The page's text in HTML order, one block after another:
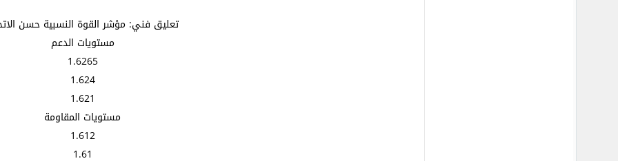
تعليق فني: مؤشر القوة النسبية حسن
مستويات الدعم
1.6265
1.624
1.621
مستويات المقاومة
1.612
1.61